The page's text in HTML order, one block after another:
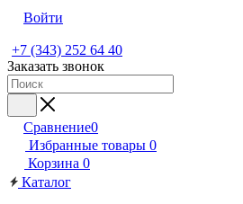
Войти
+7 (343) 252 64 40
Заказать звонок
Сравнение0
Избранные товары 0
Корзина 0
Каталог